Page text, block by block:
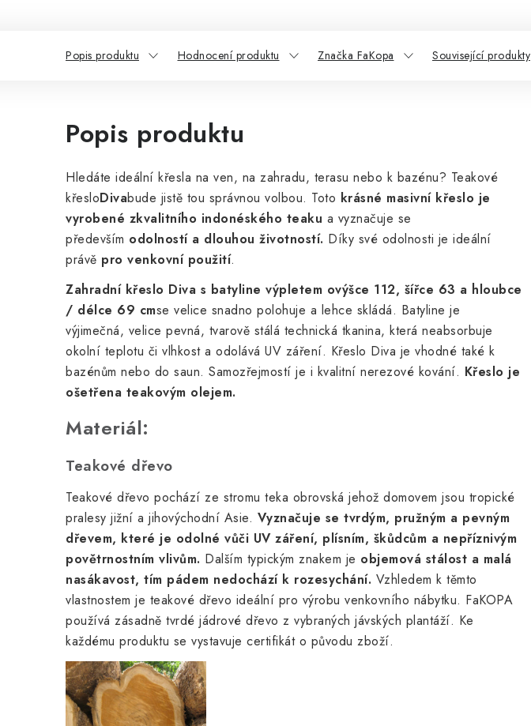
Popis produktu Hodnocení produktu Značka FaKopa Související produkty
Popis produktu
Hledáte ideální křesla na ven, na zahradu, terasu nebo k bazénu? Teakové
křesloDivabude jistě tou správnou volbou. Toto krásné masivní křeslo je
vyrobené zkvalitního indonéského teaku a vyznačuje se
především odolností a dlouhou životností. Díky své odolnosti je ideální
právě pro venkovní použití.
Zahradní křeslo Diva s batyline výpletem ovýšce 112, šířce 63 a hloubce
/ délce 69 cmse velice snadno polohuje a lehce skládá. Batyline je
výjimečná, velice pevná, tvarově stálá technická tkanina, která neabsorbuje
okolní teplotu či vlhkost a odolává UV záření. Křeslo Diva je vhodné také k
bazénům nebo do saun. Samozřejmostí je i kvalitní nerezové kování. Křeslo je
ošetřena teakovým olejem.
Materiál:
Teakové dřevo
Teakové dřevo pochází ze stromu teka obrovská jehož domovem jsou tropické
pralesy jižní a jihovýchodní Asie. Vyznačuje se tvrdým, pružným a pevným
dřevem, které je odolné vůči UV záření, plísním, škůdcům a nepříznivým
povětrnostním vlivům. Dalším typickým znakem je objemová stálost a malá
nasákavost, tím pádem nedochází k rozesychání. Vzhledem k těmto
vlastnostem je teakové dřevo ideální pro výrobu venkovního nábytku. FaKOPA
používá zásadně tvrdé jádrové dřevo z vybraných jávských plantáží. Ke
každému produktu se vystavuje certifikát o původu zboží.